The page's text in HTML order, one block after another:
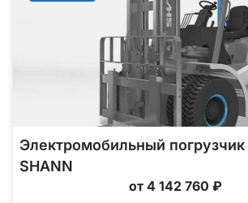
Электромобильный погрузчик
SHANN
от 4 142 760 ₽